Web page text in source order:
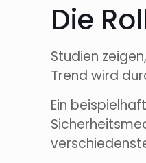
Die
Studien
Trend wird
Ein